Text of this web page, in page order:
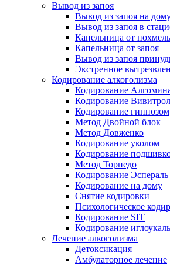
Вывод из запоя
Вывод из запоя на
Вывод из запоя в
Капельница от
Капельница от запоя
Вывод из запоя
Экстренное
Кодирование алкоголизма
Кодирование
Кодирование Вивитрол
Кодирование гипнозом
Метод Двойной блок
Метод Довженко
Кодирование уколом
Кодирование
Метод Торпедо
Кодирование Эспераль
Кодирование на дому
Снятие кодировки
Психологическое
Кодирование SIT
Кодирование
Лечение алкоголизма
Детоксикация
Амбулаторное лечение